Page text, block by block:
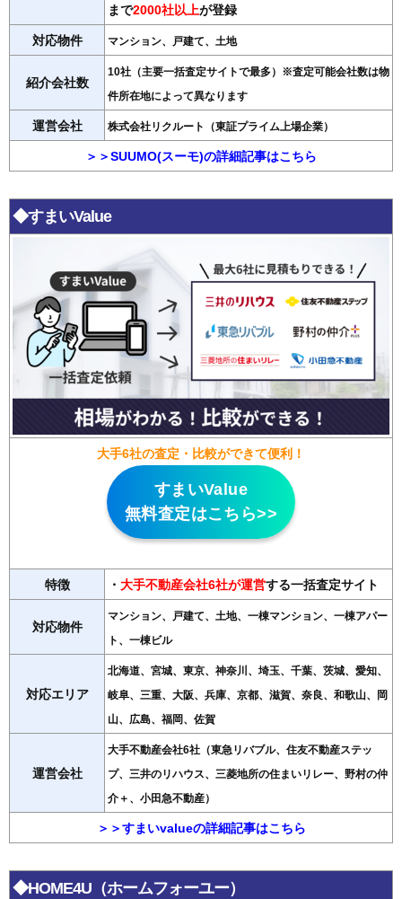
まで2000社以上が登録
対応物件 マンション、戸建て、土地
紹介会社数
10社（主要一括査定サイトで最多）※査定可能会社数は物
件所在地によって異なります
運営会社 株式会社リクルート（東証プライム上場企業）
＞＞SUUMO(スーモ)の詳細記事はこちら
◆すまいValue
大手6社の査定・比較ができて便利！
すまいValue
無料査定はこちら>>
特徴 ・ 大手不動産会社6社が運営する一括査定サイト
対応物件
マンション、戸建て、土地、一棟マンション、一棟アパー
ト、一棟ビル
対応エリア
北海道、宮城、東京、神奈川、埼玉、千葉、茨城、愛知、
岐阜、三重、大阪、兵庫、京都、滋賀、奈良、和歌山、岡
山、広島、福岡、佐賀
運営会社
大手不動産会社6社（東急リバブル、住友不動産ステッ
プ、三井のリハウス、三菱地所の住まいリレー、野村の仲
介＋、小田急不動産）
＞＞すまいvalueの詳細記事はこちら
◆HOME4U（ホームフォーユー）